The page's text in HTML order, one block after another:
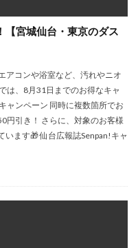
【宮城仙台・東京のダス
アコンや浴室など、汚れやニオ
は、8月31日までのお得なキャ
ャンペーン 同時に複数箇所でお
円引き！ さらに、対象のお客様
ます🎁 仙台広報誌Senpan!キャ